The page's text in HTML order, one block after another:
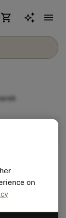
shopping_cart menu
on